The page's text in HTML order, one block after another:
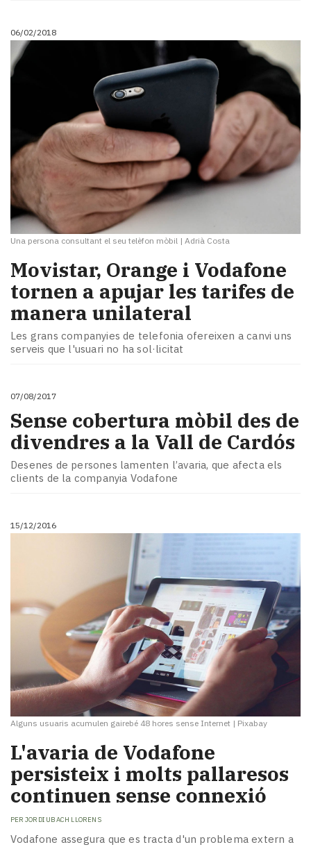
06/02/2018
Una persona consultant el seu telèfon mòbil | Adrià Costa
​Movistar, Orange i Vodafone
tornen a apujar les tarifes de
manera unilateral
Les grans companyies de telefonia ofereixen a canvi uns
serveis que l'usuari no ha sol·licitat
07/08/2017
Sense cobertura mòbil des de
divendres a la Vall de Cardós
Desenes de persones lamenten l’avaria, que afecta els
clients de la companyia Vodafone
15/12/2016
Alguns usuaris acumulen gairebé 48 hores sense Internet | Pixabay
L'avaria de Vodafone
persisteix i molts pallaresos
continuen sense connexió
PER JORDI UBACH LLORENS
Vodafone assegura que es tracta d'un problema extern a